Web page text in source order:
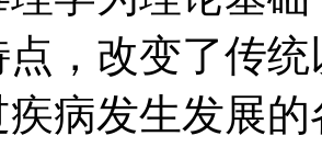
，改变了传
病发生发展